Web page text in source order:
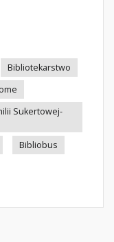
Bibliotekarstwo
Sukertowej-
Bibliobus